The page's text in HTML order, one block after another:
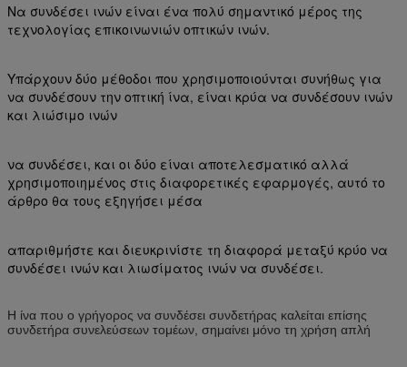
Να συνδέσει ινών είναι ένα πολύ σημαντικό μέρος της
τεχνολογίας επικοινωνιών οπτικών ινών.
Υπάρχουν δύο μέθοδοι που χρησιμοποιούνται συνήθως για
να συνδέσουν την οπτική ίνα, είναι κρύα να συνδέσουν ινών
και λιώσιμο ινών
να συνδέσει, και οι δύο είναι αποτελεσματικό αλλά
χρησιμοποιημένος στις διαφορετικές εφαρμογές, αυτό το
άρθρο θα τους εξηγήσει μέσα
απαριθμήστε και διευκρινίστε τη διαφορά μεταξύ κρύο να
συνδέσει ινών και λιωσίματος ινών να συνδέσει.
Η ίνα που ο γρήγορος να συνδέσει συνδετήρας καλείται επίσης
συνδετήρα συνελεύσεων τομέων, σημαίνει μόνο τη χρήση απλή